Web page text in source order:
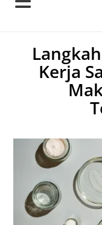
Kerja